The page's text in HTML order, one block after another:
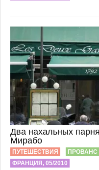
Два нахальных
Мирабо
ПУТЕШЕСТВИЯ ПРОВАНС
ФРАНЦИЯ, 05/2010